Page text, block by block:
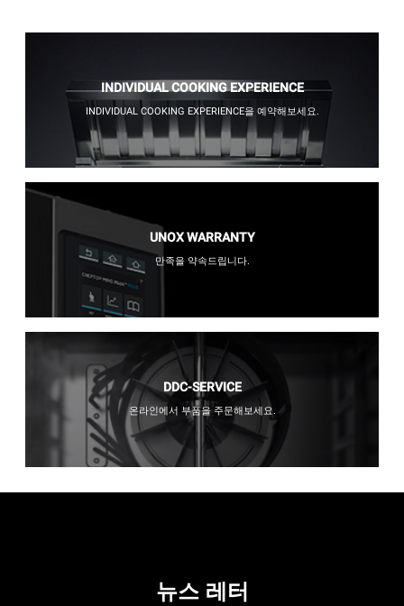
INDIVIDUAL COOKING EXPERIENCE
INDIVIDUAL COOKING EXPERIENCE을 예약해보세요.
UNOX WARRANTY
만족을 약속드립니다.
DDC-SERVICE
온라인에서 부품을 주문해보세요.
뉴스 레터